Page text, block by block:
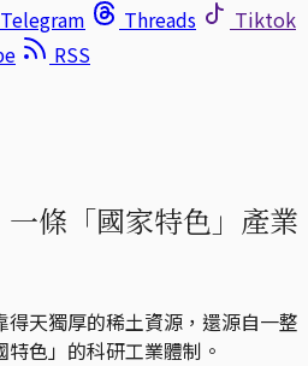
Telegram Threads
Tiktok
RSS
一條「國家特色」產業
天獨厚的稀土資源，還源自一整
色」的科研工業體制。